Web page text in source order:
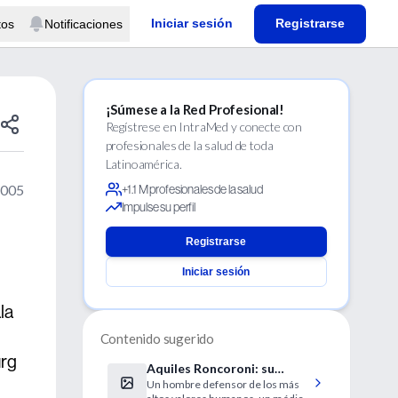
Notificaciones Iniciar sesión Registrarse
¡Súmese a la Red Profesional!
Regístrese en IntraMed y conecte con
profesionales de la salud de toda
Latinoamérica.
+1.1 M profesionales de la salud
Impulse su perfil
Registrarse
Iniciar sesión
Contenido sugerido
Aquiles Roncoroni: su
fallecimiento
Un hombre defensor de los más